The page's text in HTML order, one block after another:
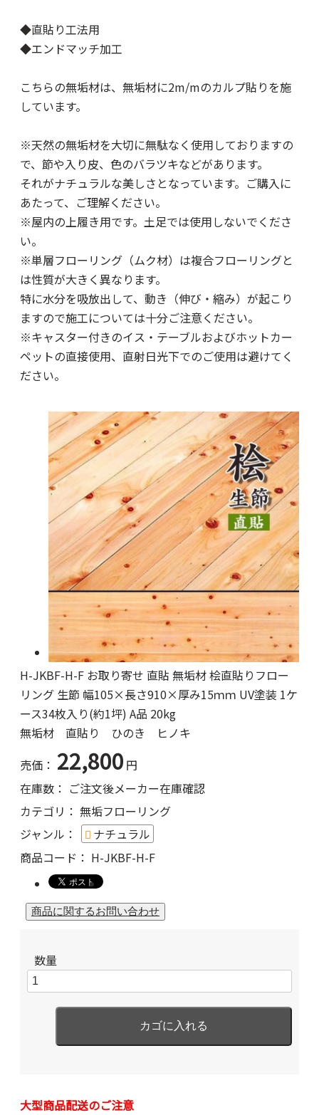
◆直貼り工法用
◆エンドマッチ加工
こちらの無垢材は、無垢材に2m/mのカルプ貼りを施
しています。
※天然の無垢材を大切に無駄なく使用しておりますの
で、節や入り皮、色のバラツキなどがあります。
それがナチュラルな美しさとなっています。ご購入に
あたって、ご理解ください。
※屋内の上履き用です。土足では使用しないでくださ
い。
※単層フローリング（ムク材）は複合フローリングと
は性質が大きく異なります。
特に水分を吸放出して、動き（伸び・縮み）が起こり
ますので施工については十分ご注意ください。
※キャスター付きのイス・テーブルおよびホットカー
ペットの直接使用、直射日光下でのご使用は避けてく
ださい。
H-JKBF-H-F お取り寄せ 直貼 無垢材 桧直貼りフロー
リング 生節 幅105×長さ910×厚み15ｍｍ UV塗装 1ケ
ース34枚入り(約1坪) A品 20kg
無垢材 直貼り ひのき ヒノキ
売価： 22,800 円
在庫数： ご注文後メーカー在庫確認
カテゴリ： 無垢フローリング
ジャンル：
ナチュラル
商品コード： H-JKBF-H-F
数量
大型商品配送のご注意